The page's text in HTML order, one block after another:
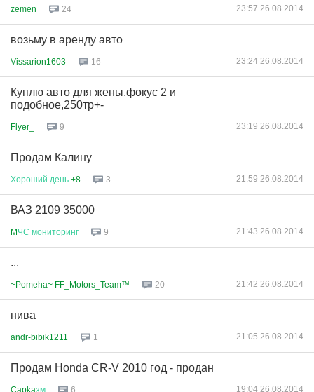
zemen 24 23:57 26.08.2014
возьму в аренду авто
Vissarion1603 16 23:24 26.08.2014
Куплю авто для жены,фокус 2 и
подобное,250тр+-
Flyer_ 9 23:19 26.08.2014
Продам Калину
Хороший день +8 3 21:59 26.08.2014
ВАЗ 2109 35000
MЧС мониторинг 9 21:43 26.08.2014
...
~Pomeha~ FF_Motors_Team™ 20 21:42 26.08.2014
нива
andr-bibik1211 1 21:05 26.08.2014
Продам Honda CR-V 2010 год - продан
Capkaзм 6 19:04 26.08.2014